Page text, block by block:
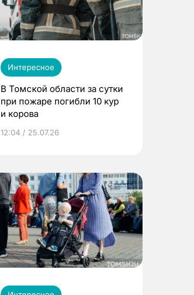
Интересное
В Томской области за сутки
при пожаре погибли 10 кур
и корова
12:04 / 25.07.26